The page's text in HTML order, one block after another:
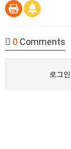
0 Comments
로그